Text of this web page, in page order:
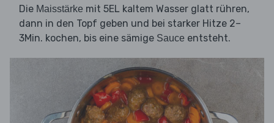
Die Maisstärke mit 5EL kaltem Wasser glatt rühren,
dann in den Topf geben und bei starker Hitze 2–
3Min. kochen, bis eine sämige Sauce entsteht.